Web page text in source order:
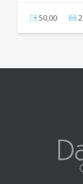
50,00 2